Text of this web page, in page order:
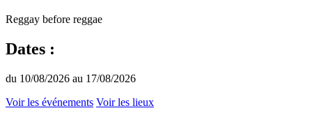
Reggay before reggae
Dates :
du 10/08/2026 au 17/08/2026
Voir les événements Voir les lieux